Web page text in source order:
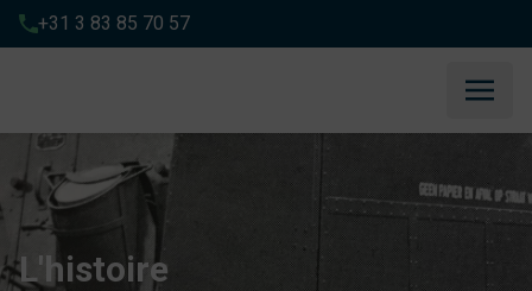
+31 3 83 85 70 57
L'histoire